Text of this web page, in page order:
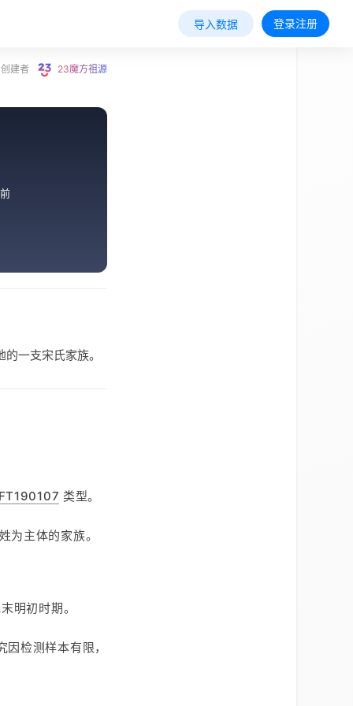
导入数据 登录注册
创建者 23魔方祖源
一支宋氏家族。
类型。
为主体的家族。
明初时期。
检测样本有限，